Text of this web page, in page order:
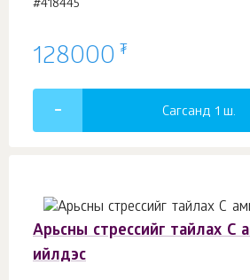
#418445
128000 ₮
Сагсанд 1 ш.
Арьсны стрессийг тайлах С
ийлдэс